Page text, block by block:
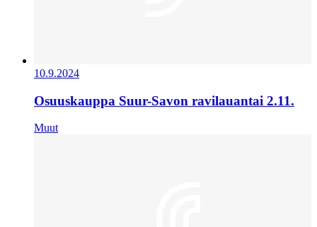
10.9.2024
Osuuskauppa Suur-Savon ravilauantai 2.11.
Muut